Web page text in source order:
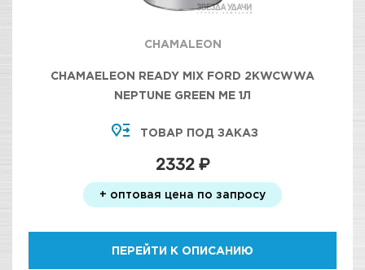
CHAMALEON
CHAMAELEON READY MIX FORD 2KWCWWA
NEPTUNE GREEN МЕ 1Л
ТОВАР ПОД ЗАКАЗ
2332 ₽
+ оптовая цена по запросу
ПЕРЕЙТИ К ОПИСАНИЮ